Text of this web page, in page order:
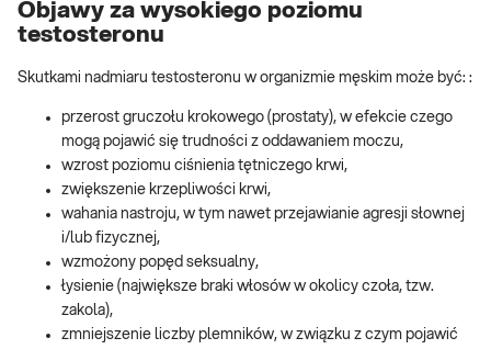
Objawy za wysokiego poziomu
testosteronu
Skutkami nadmiaru testosteronu w organizmie męskim może być: :
przerost gruczołu krokowego (prostaty), w efekcie czego
mogą pojawić się trudności z oddawaniem moczu,
wzrost poziomu ciśnienia tętniczego krwi,
zwiększenie krzepliwości krwi,
wahania nastroju, w tym nawet przejawianie agresji słownej
i/lub fizycznej,
wzmożony popęd seksualny,
łysienie (największe braki włosów w okolicy czoła, tzw.
zakola),
zmniejszenie liczby plemników, w związku z czym pojawić